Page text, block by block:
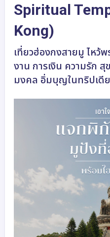
Spiritual
Kong)
เที่ยวฮ่องกงสายมู ไหว้
งาน การเงิน ความรัก
มงคล อิ่มบุญในทริปเดี